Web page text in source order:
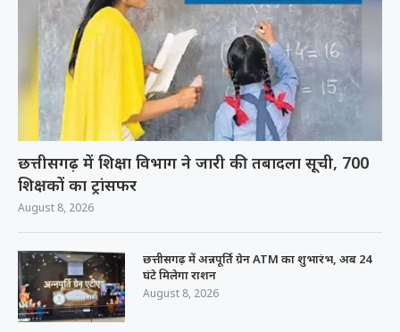
छत्तीसगढ़ में शिक्षा विभाग ने जारी की तबादला सूची, 700
शिक्षकों का ट्रांसफर
August 8, 2026
छत्तीसगढ़ में अन्नपूर्ति ग्रेन ATM का शुभारंभ, अब 24
घंटे मिलेगा राशन
August 8, 2026